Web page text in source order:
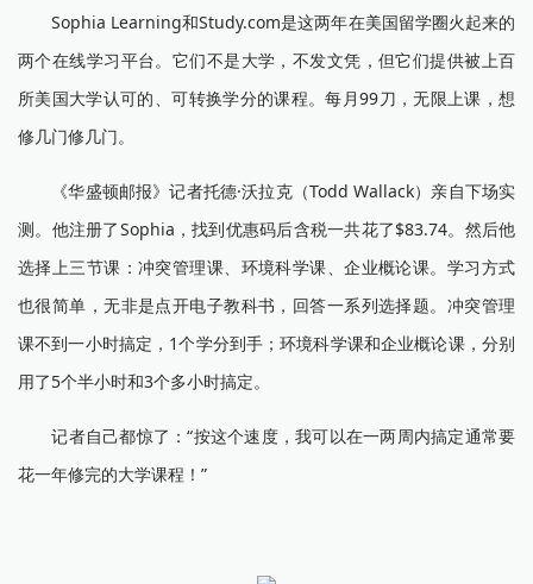
Sophia Learning和Study.com是这两年在美国留学圈火起来的
两个在线学习平台。它们不是大学，不发文凭，但它们提供被上百
所美国大学认可的、可转换学分的课程。每月99刀，无限上课，想
修几门修几门。
《华盛顿邮报》记者托德·沃拉克（Todd Wallack）亲自下场实
测。他注册了Sophia，找到优惠码后含税一共花了$83.74。然后他
选择上三节课：冲突管理课、环境科学课、企业概论课。学习方式
也很简单，无非是点开电子教科书，回答一系列选择题。冲突管理
课不到一小时搞定，1个学分到手；环境科学课和企业概论课，分别
用了5个半小时和3个多小时搞定。
记者自己都惊了：“按这个速度，我可以在一两周内搞定通常要
花一年修完的大学课程！”